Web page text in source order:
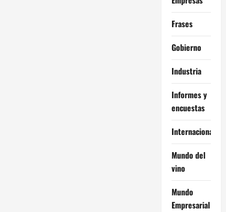
Frases
Gobierno
Industria
Informes y
encuestas
Internacional
Mundo del
vino
Mundo
Empresarial